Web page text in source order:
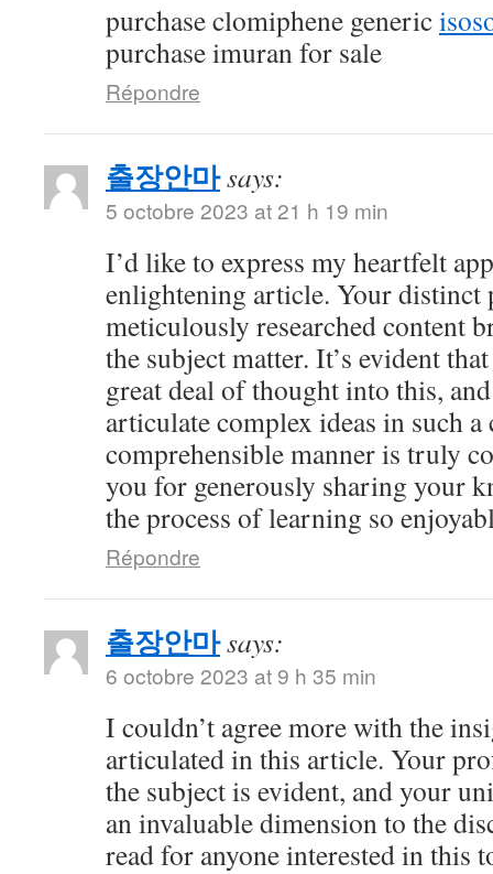
purchase clomiphene generic
purchase imuran for sale
Répondre
출장안마says:
5 octobre 2023 at 21 h 19 min
I’d like to express my heartfelt
enlightening article. Your distinct
meticulously researched content
the subject matter. It’s evident
great deal of thought into this,
articulate complex ideas in such a
comprehensible manner is truly
you for generously sharing your
the process of learning so
Répondre
출장안마says:
6 octobre 2023 at 9 h 35 min
I couldn’t agree more with the
articulated in this article. Your
the subject is evident, and your
an invaluable dimension to the
read for anyone interested in this